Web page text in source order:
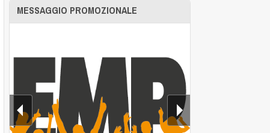
MESSAGGIO PROMOZIONALE